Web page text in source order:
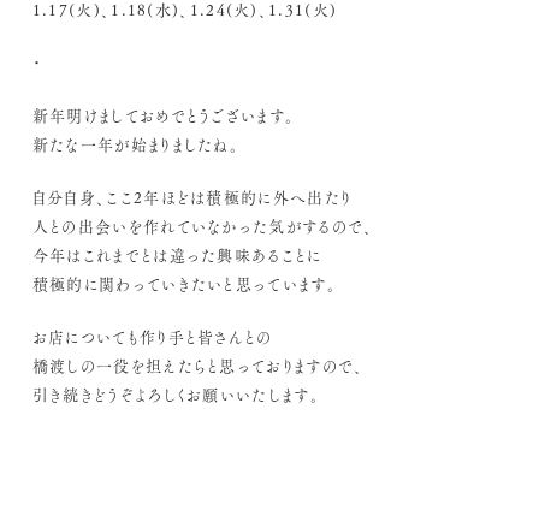
1.17(火)、1.18(水)、1.24(火)、1.31(火)
・
新年明けましておめでとうございます。
新たな一年が始まりましたね。
自分自身、ここ2年ほどは積極的に外へ出たり
人との出会いを作れていなかった気がするので、
今年はこれまでとは違った興味あることに
積極的に関わっていきたいと思っています。
お店についても作り手と皆さんとの
橋渡しの一役を担えたらと思っておりますので、
引き続きどうぞよろしくお願いいたします。